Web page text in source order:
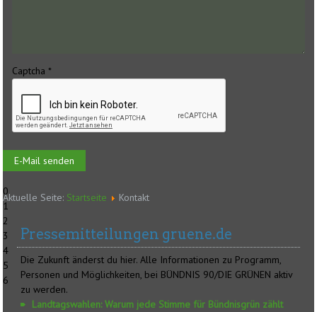
0
1
2
3
4
5
6
Captcha *
E-Mail senden
Aktuelle Seite: Startseite Kontakt
Pressemitteilungen gruene.de
Die Zukunft änderst du hier. Alle Informationen zu Programm,
Personen und Möglichkeiten, bei BÜNDNIS 90/DIE GRÜNEN aktiv
zu werden.
Landtagswahlen: Warum jede Stimme für Bündnisgrün zählt